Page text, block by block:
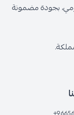
بجودة مضمونة